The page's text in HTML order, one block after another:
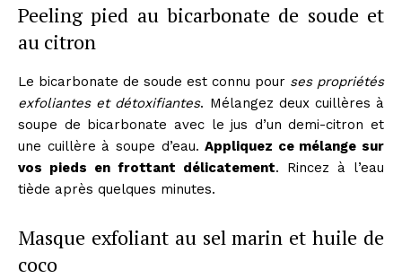
Peeling pied au bicarbonate de soude et
au citron
Le bicarbonate de soude est connu pour ses propriétés
exfoliantes et détoxifiantes. Mélangez deux cuillères à
soupe de bicarbonate avec le jus d’un demi-citron et
une cuillère à soupe d’eau.Appliquez ce mélange sur
vos pieds en frottant délicatement. Rincez à l’eau
tiède après quelques minutes.
Masque exfoliant au sel marin et huile de
coco